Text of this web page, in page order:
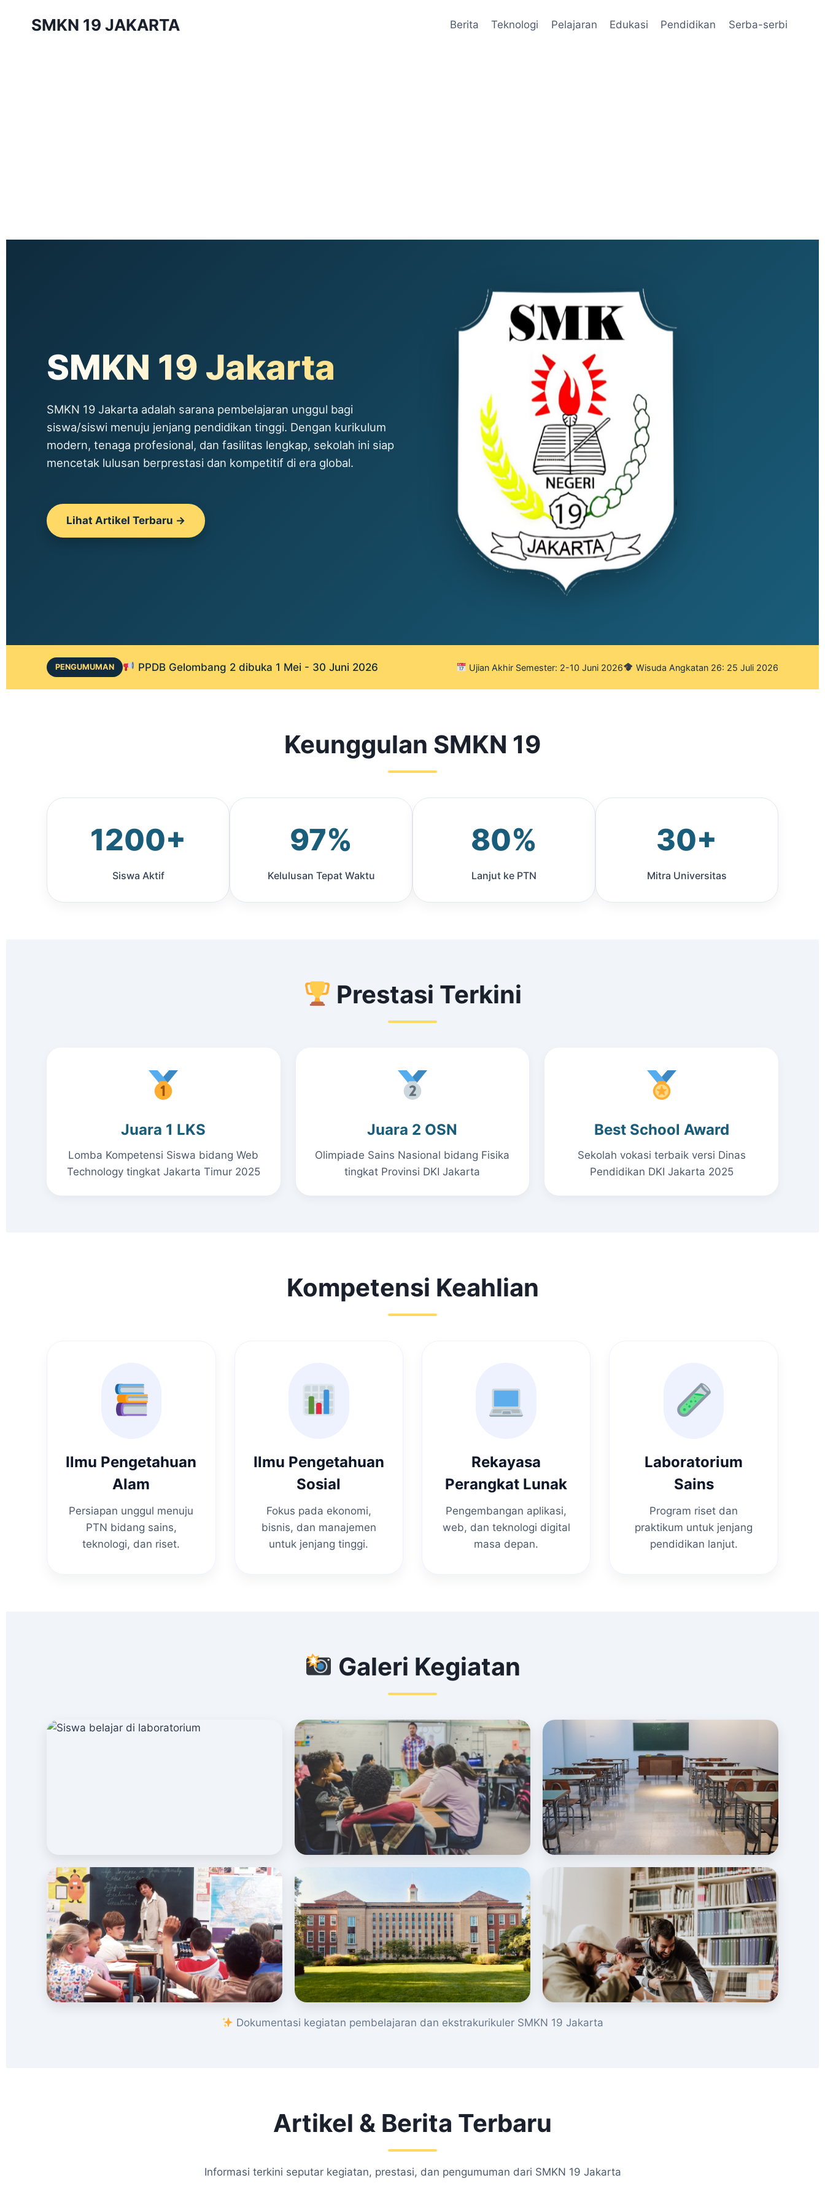
SMKN 19 JAKARTA Berita Teknologi Pelajaran Edukasi Pendidikan Serba-serbi
SMKN 19 Jakarta
SMKN 19 Jakarta adalah sarana pembelajaran unggul bagi
siswa/siswi menuju jenjang pendidikan tinggi. Dengan kurikulum
modern, tenaga profesional, dan fasilitas lengkap, sekolah ini siap
mencetak lulusan berprestasi dan kompetitif di era global.
Lihat Artikel Terbaru →
PENGUMUMAN PPDB Gelombang 2 dibuka 1 Mei - 30 Juni 2026 Ujian Akhir Semester: 2-10 Juni 2026 Wisuda Angkatan 26: 25 Juli 2026
Keunggulan SMKN 19
1200+
Siswa Aktif
97%
Kelulusan Tepat Waktu
80%
Lanjut ke PTN
30+
Mitra Universitas
Prestasi Terkini
Juara 1 LKS
Lomba Kompetensi Siswa bidang Web
Technology tingkat Jakarta Timur 2025
Juara 2 OSN
Olimpiade Sains Nasional bidang Fisika
tingkat Provinsi DKI Jakarta
Best School Award
Sekolah vokasi terbaik versi Dinas
Pendidikan DKI Jakarta 2025
Kompetensi Keahlian
Ilmu Pengetahuan
Alam
Persiapan unggul menuju
PTN bidang sains,
teknologi, dan riset.
Ilmu Pengetahuan
Sosial
Fokus pada ekonomi,
bisnis, dan manajemen
untuk jenjang tinggi.
Rekayasa
Perangkat Lunak
Pengembangan aplikasi,
web, dan teknologi digital
masa depan.
Laboratorium
Sains
Program riset dan
praktikum untuk jenjang
pendidikan lanjut.
Galeri Kegiatan
Dokumentasi kegiatan pembelajaran dan ekstrakurikuler SMKN 19 Jakarta
Artikel & Berita Terbaru
Informasi terkini seputar kegiatan, prestasi, dan pengumuman dari SMKN 19 Jakarta